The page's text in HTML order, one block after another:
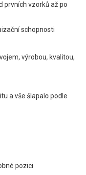
prvních vzorků až po
schopnosti
výrobou, kvalitou,
a vše šlapalo podle
pozici